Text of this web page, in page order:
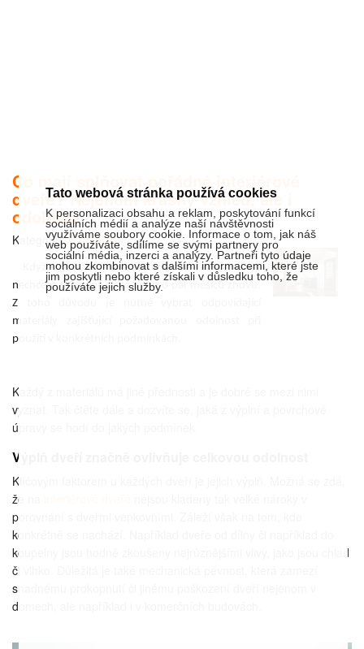
Co mají splňovat pořádné interiérové
dveře? Nejenom krásný vzhled, ale i
odolnost
Kategorie:BYDLENÍ
Když vybíráte nové interiérové dveře, jistě
nechcete to stejné dělat hned o pár měsíců znovu.
Z toho důvodu je nutné vybrat odpovídající
materiály zajišťující požadovanou odolnost při
použití v konkrétních podmínkách.
Každý z materiálů má jiné přednosti a je dobré se mezi nimi
vyznat. Tak čtěte dále a dozvíte se, jaká z výplní a povrchové
úpravy se hodí do jakých podmínek.
Výplň dveří značně ovlivňuje celkovou odolnost
Klíčovým faktorem u každých dveří je jejich výplň. Možná se zdá,
že na
porovnání s dveřmi venkovními. Záleží však na tom, kde
konkrétně se nachází. Například dveře od dílny či například do
koupelny jsou hodně zkoušeny nejrůznějšími vlivy, jako jsou chlad
či vlhko. Důležitá je také mechanická pevnost, která zamezí
snadnému prokopnutí či jinému poškození dveří nejenom v
domech, ale například i v komerčních budovách.
Tato webová stránka používá cookies
K personalizaci obsahu a reklam, poskytování funkcí
sociálních médií a analýze naší návštěvnosti
využíváme soubory cookie. Informace o tom, jak náš
web používáte, sdílíme se svými partnery pro
sociální média, inzerci a analýzy. Partneři tyto údaje
mohou zkombinovat s dalšími informacemi, které jste
jim poskytli nebo které získali v důsledku toho, že
používáte jejich služby.